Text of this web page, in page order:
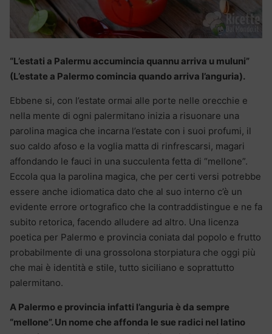
“L’estati a Palermu accumincia quannu arriva u muluni”
(L’estate a Palermo comincia quando arriva l’anguria).
Ebbene si, con l’estate ormai alle porte nelle orecchie e
nella mente di ogni palermitano inizia a risuonare una
parolina magica che incarna l’estate con i suoi profumi, il
suo caldo afoso e la voglia matta di rinfrescarsi, magari
affondando le fauci in una succulenta fetta di “mellone”.
Eccola qua la parolina magica, che per certi versi potrebbe
essere anche idiomatica dato che al suo interno c’è un
evidente errore ortografico che la contraddistingue e ne fa
subito retorica, facendo alludere ad altro. Una licenza
poetica per Palermo e provincia coniata dal popolo e frutto
probabilmente di una grossolona storpiatura che oggi più
che mai è identità e stile, tutto siciliano e soprattutto
palermitano.
A Palermo e provincia infatti l’anguria è da sempre
“mellone”. Un nome che affonda le sue radici nel latino